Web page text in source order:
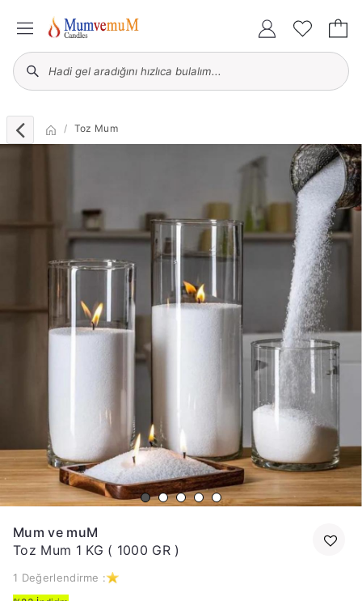
Toz Mum
Mum ve muM
Toz Mum 1 KG ( 1000 GR )
1 Değerlendirme :